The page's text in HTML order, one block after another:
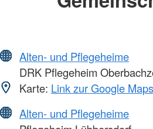
Alten- und Pflegeheime
DRK Pflegeheim
Karte: Link zur Google
Alten- und Pflegeheime